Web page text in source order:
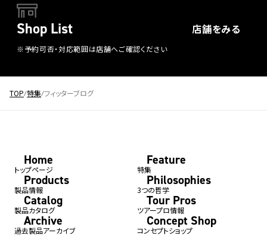
TOP 特集 フィッターブログ
Shop List 店舗をみる
※予約可否・対応範囲は店舗へご確認ください
Home
トップページ
Products
製品情報
Catalog
製品カタログ
Archive
過去製品アーカイブ
Feature
特集
Philosophies
3つの哲学
Tour Pros
ツアープロ情報
Concept Shop
コンセプトショップ